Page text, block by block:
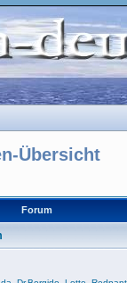
Übersicht
Forum